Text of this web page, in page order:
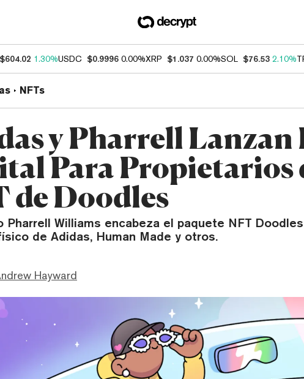
$604.02 1.30%USDC $0.9996 0.00%XRP $1.037 0.00%SOL $76.53 2.10%
NFTs
y Pharrell Lanzan
Para Propietarios
de Doodles
Pharrell Williams encabeza el paquete NFT
de Adidas, Human Made y otros.
Hayward